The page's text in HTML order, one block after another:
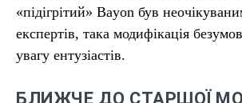
«підігрітий» Bayon був
експертів, така модифікація
увагу ентузіастів.
БЛИЖЧЕ ДО СТАРШОЇ